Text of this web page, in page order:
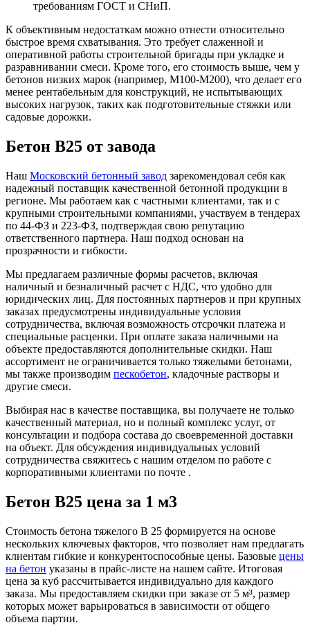
требованиям ГОСТ и СНиП.
К объективным недостаткам можно отнести относительно
быстрое время схватывания. Это требует слаженной и
оперативной работы строительной бригады при укладке и
разравнивании смеси. Кроме того, его стоимость выше, чем у
бетонов низких марок (например, М100-М200), что делает его
менее рентабельным для конструкций, не испытывающих
высоких нагрузок, таких как подготовительные стяжки или
садовые дорожки.
Бетон B25 от завода
Наш Московский бетонный завод зарекомендовал себя как
надежный поставщик качественной бетонной продукции в
регионе. Мы работаем как с частными клиентами, так и с
крупными строительными компаниями, участвуем в тендерах
по 44-ФЗ и 223-ФЗ, подтверждая свою репутацию
ответственного партнера. Наш подход основан на
прозрачности и гибкости.
Мы предлагаем различные формы расчетов, включая
наличный и безналичный расчет с НДС, что удобно для
юридических лиц. Для постоянных партнеров и при крупных
заказах предусмотрены индивидуальные условия
сотрудничества, включая возможность отсрочки платежа и
специальные расценки. При оплате заказа наличными на
объекте предоставляются дополнительные скидки. Наш
ассортимент не ограничивается только тяжелыми бетонами,
мы также производим пескобетон, кладочные растворы и
другие смеси.
Выбирая нас в качестве поставщика, вы получаете не только
качественный материал, но и полный комплекс услуг, от
консультации и подбора состава до своевременной доставки
на объект. Для обсуждения индивидуальных условий
сотрудничества свяжитесь с нашим отделом по работе с
корпоративными клиентами по почте .
Бетон B25 цена за 1 м3
Стоимость бетона тяжелого В 25 формируется на основе
нескольких ключевых факторов, что позволяет нам предлагать
клиентам гибкие и конкурентоспособные цены. Базовые цены
на бетон указаны в прайс-листе на нашем сайте. Итоговая
цена за куб рассчитывается индивидуально для каждого
заказа. Мы предоставляем скидки при заказе от 5 м³, размер
которых может варьироваться в зависимости от общего
объема партии.